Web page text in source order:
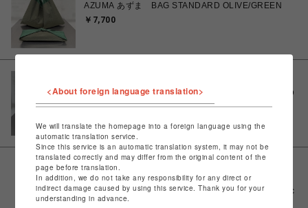
AZUMA あずま BAG STANDARD OLIVE/GREEN
￥7,700
AZUMA あずま BAG STANDARD BEIGE/MUSTARD
￥7,700
ビーバー
Needles×Kae Tanaka/ニードルズ×カエタナカ/Elastic
Pochette - Poly Jacquard
<About foreign language translation>
We will translate the homepage into a foreign language using the
automatic translation service.
Since this service is an automatic translation system, it may not be
translated correctly and may differ from the original content of the
page before translation.
In addition, we do not take any responsibility for any direct or
indirect damage caused by using this service. Thank you for your
understanding in advance.